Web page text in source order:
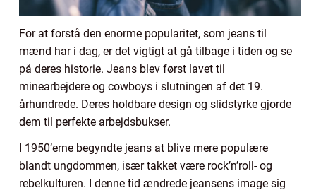
For at forstå den enorme popularitet, som jeans til
mænd har i dag, er det vigtigt at gå tilbage i tiden og se
på deres historie. Jeans blev først lavet til
minearbejdere og cowboys i slutningen af det 19.
århundrede. Deres holdbare design og slidstyrke gjorde
dem til perfekte arbejdsbukser.
I 1950’erne begyndte jeans at blive mere populære
blandt ungdommen, især takket være rock’n’roll- og
rebelkulturen. I denne tid ændrede jeansens image sig